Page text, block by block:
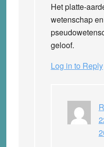
Het platte-
wetenschap
geloof.
Log in to Reply